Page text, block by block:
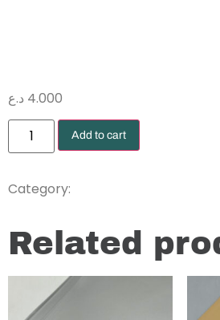
4.000 د.ع
Add to cart
Category:
Related